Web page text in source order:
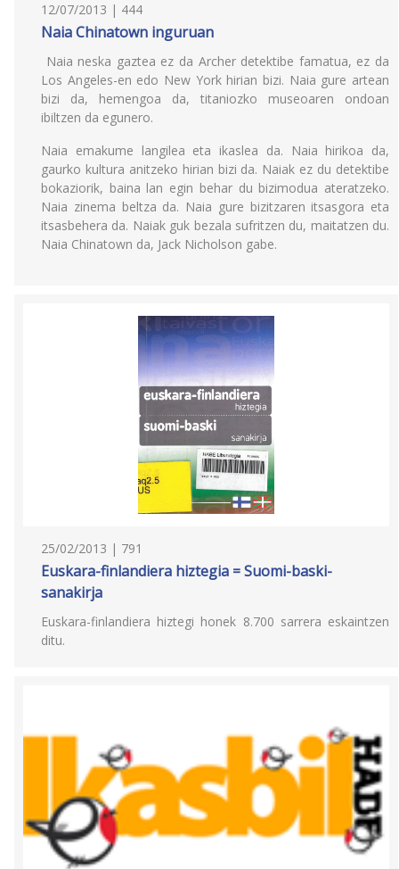
12/07/2013 | 444
Naia Chinatown inguruan
Naia neska gaztea ez da Archer detektibe famatua, ez da
Los Angeles-en edo New York hirian bizi. Naia gure artean
bizi da, hemengoa da, titaniozko museoaren ondoan
ibiltzen da egunero.
Naia emakume langilea eta ikaslea da. Naia hirikoa da,
gaurko kultura anitzeko hirian bizi da. Naiak ez du detektibe
bokaziorik, baina lan egin behar du bizimodua ateratzeko.
Naia zinema beltza da. Naia gure bizitzaren itsasgora eta
itsasbehera da. Naiak guk bezala sufritzen du, maitatzen du.
Naia Chinatown da, Jack Nicholson gabe.
25/02/2013 | 791
Euskara-finlandiera hiztegia = Suomi-baski-
sanakirja
Euskara-finlandiera hiztegi honek 8.700 sarrera eskaintzen
ditu.